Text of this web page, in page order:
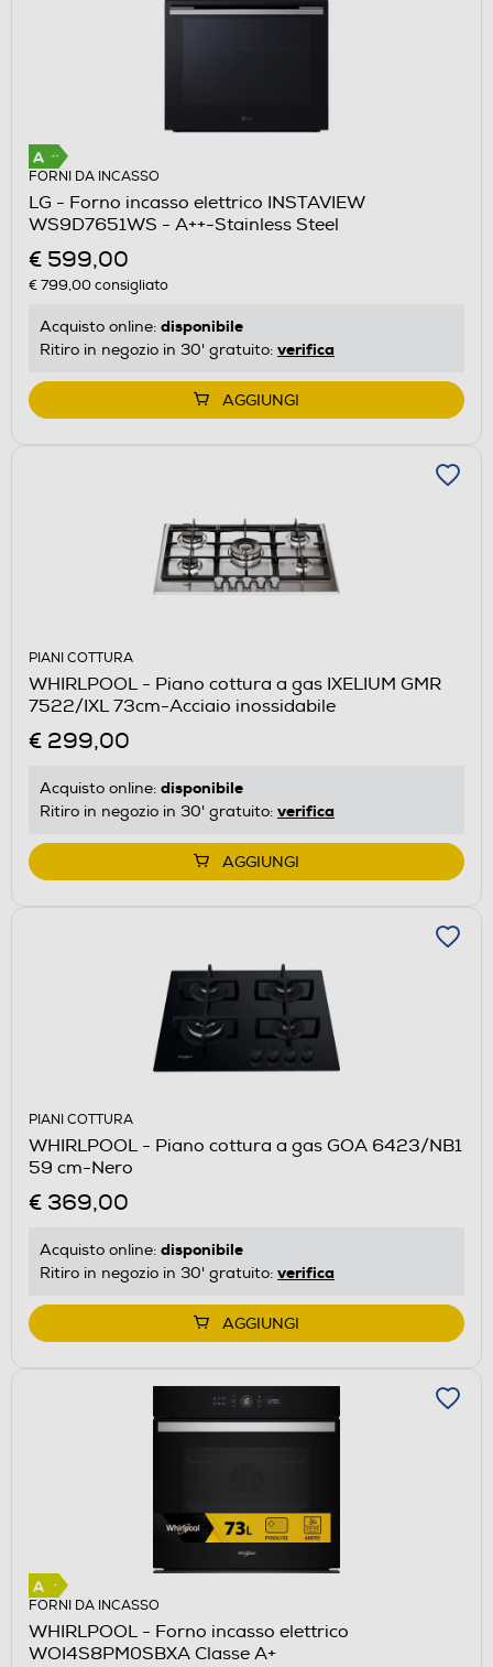
FORNI DA INCASSO
LG - Forno incasso elettrico INSTAVIEW
WS9D7651WS - A++-Stainless Steel
€ 599,00
€ 799,00consigliato
Acquisto online: disponibile
Ritiro in negozio in 30' gratuito: verifica
AGGIUNGI
PIANI COTTURA
WHIRLPOOL - Piano cottura a gas IXELIUM GMR
7522/IXL 73cm-Acciaio inossidabile
€ 299,00
Acquisto online: disponibile
Ritiro in negozio in 30' gratuito: verifica
AGGIUNGI
PIANI COTTURA
WHIRLPOOL - Piano cottura a gas GOA 6423/NB1
59 cm-Nero
€ 369,00
Acquisto online: disponibile
Ritiro in negozio in 30' gratuito: verifica
AGGIUNGI
FORNI DA INCASSO
WHIRLPOOL - Forno incasso elettrico
WOI4S8PM0SBXA Classe A+